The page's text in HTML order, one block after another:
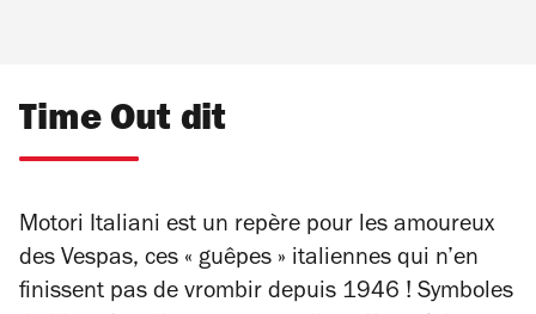
Time Out dit
Motori Italiani est un repère pour les amoureux
des Vespas, ces « guêpes » italiennes qui n’en
finissent pas de vrombir depuis 1946 ! Symboles